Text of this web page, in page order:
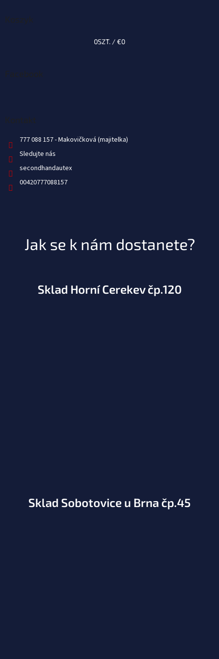
Koszyk
0SZT. /€0
Facebook
Kontakt
777 088 157
Sledujte nás
secondhandautex
00420777088157
Jak se k nám dostanete?
Sklad Horní Cerekev čp.120
Sklad Sobotovice u Brna čp.45